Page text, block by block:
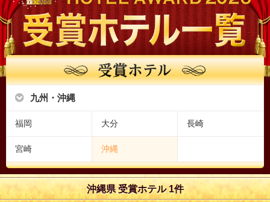
九州・沖縄
福岡 大分 長崎
宮崎 沖縄
沖縄県 受賞ホテル 1件